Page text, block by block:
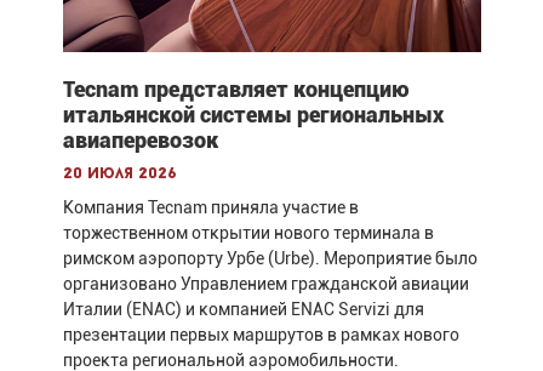
Tecnam представляет концепцию
итальянской системы региональных
авиаперевозок
20 июля 2026
Компания Tecnam приняла участие в
торжественном открытии нового терминала в
римском аэропорту Урбе (Urbe). Мероприятие было
организовано Управлением гражданской авиации
Италии (ENAC) и компанией ENAC Servizi для
презентации первых маршрутов в рамках нового
проекта региональной аэромобильности.